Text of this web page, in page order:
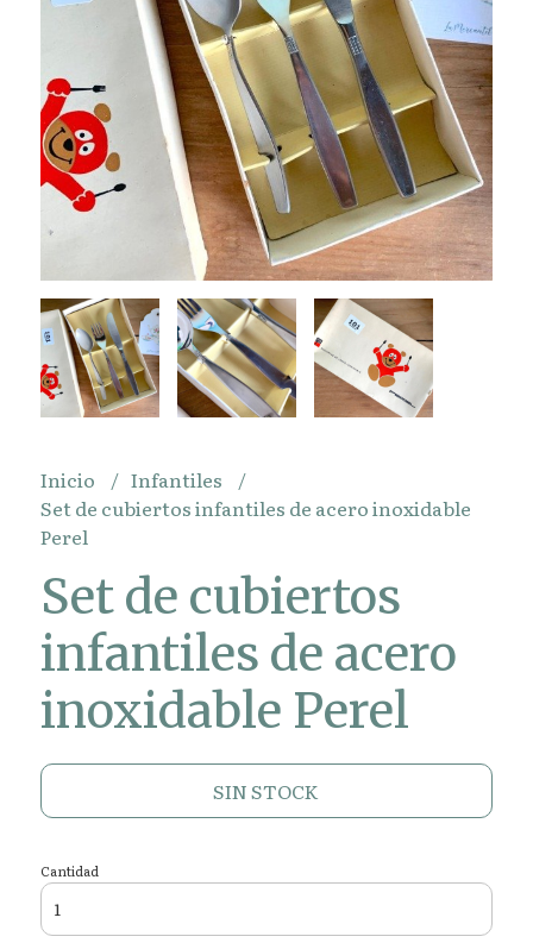
Inicio
Infantiles
Set de cubiertos infantiles de acero inoxidable
Perel
Set de cubiertos
infantiles de acero
inoxidable Perel
SIN STOCK
Cantidad